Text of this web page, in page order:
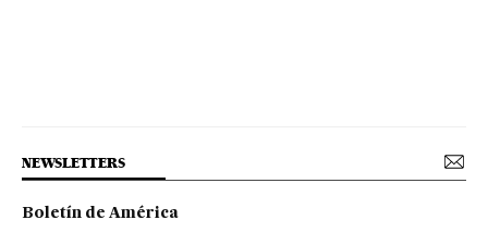
NEWSLETTERS
Boletín de América